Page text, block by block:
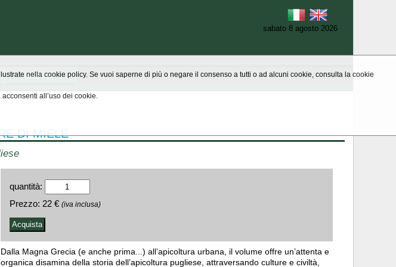
sabato 8 agosto 2026
Scrivici
DI MIELE
quantità:
Prezzo: 22 € (iva inclusa)
Dalla Magna Grecia (e anche prima...) all’apicoltura urbana, il volume offre un’attenta e
organica disamina della storia dell’apicoltura pugliese, attraversando culture e civiltà,
nella cookie policy. Se vuoi saperne di più o negare il consenso a tutti o ad alcuni cookie, consulta la cookie
all’uso dei cookie.